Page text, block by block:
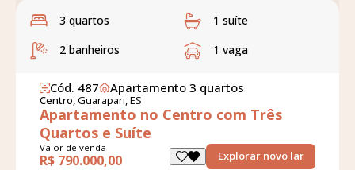
3 quartos
1 suíte
2 banheiros
1 vaga
Cód. 487 Apartamento 3 quartos
Centro,Guarapari, ES
Apartamento no Centro com Três
Quartos e Suíte
Valor de venda
R$ 790.000,00 Explorar novo lar